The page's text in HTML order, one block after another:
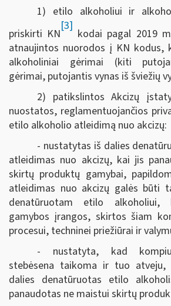
1) etilo alkoholiui ir
priskirti KN
[3]
kodai pagal 2019
atnaujintos nuorodos į KN kodus,
alkoholiniai gėrimai (kiti
gėrimai, putojantis vynas iš šviežių
2) patikslintos Akcizų
nuostatos, reglamentuojančios
etilo alkoholio atleidimą nuo akcizų:
- nustatytas iš dalies
atleidimas nuo akcizų, kai jis
skirtų produktų gamybai,
atleidimas nuo akcizų galės būti
denatūruotam etilo alkoholiui,
gamybos įrangos, skirtos šiam
procesui, techninei priežiūrai ir
- nustatyta, kad
stebėsena taikoma ir tuo atveju,
dalies denatūruotas etilo
panaudotas ne maistui skirtų